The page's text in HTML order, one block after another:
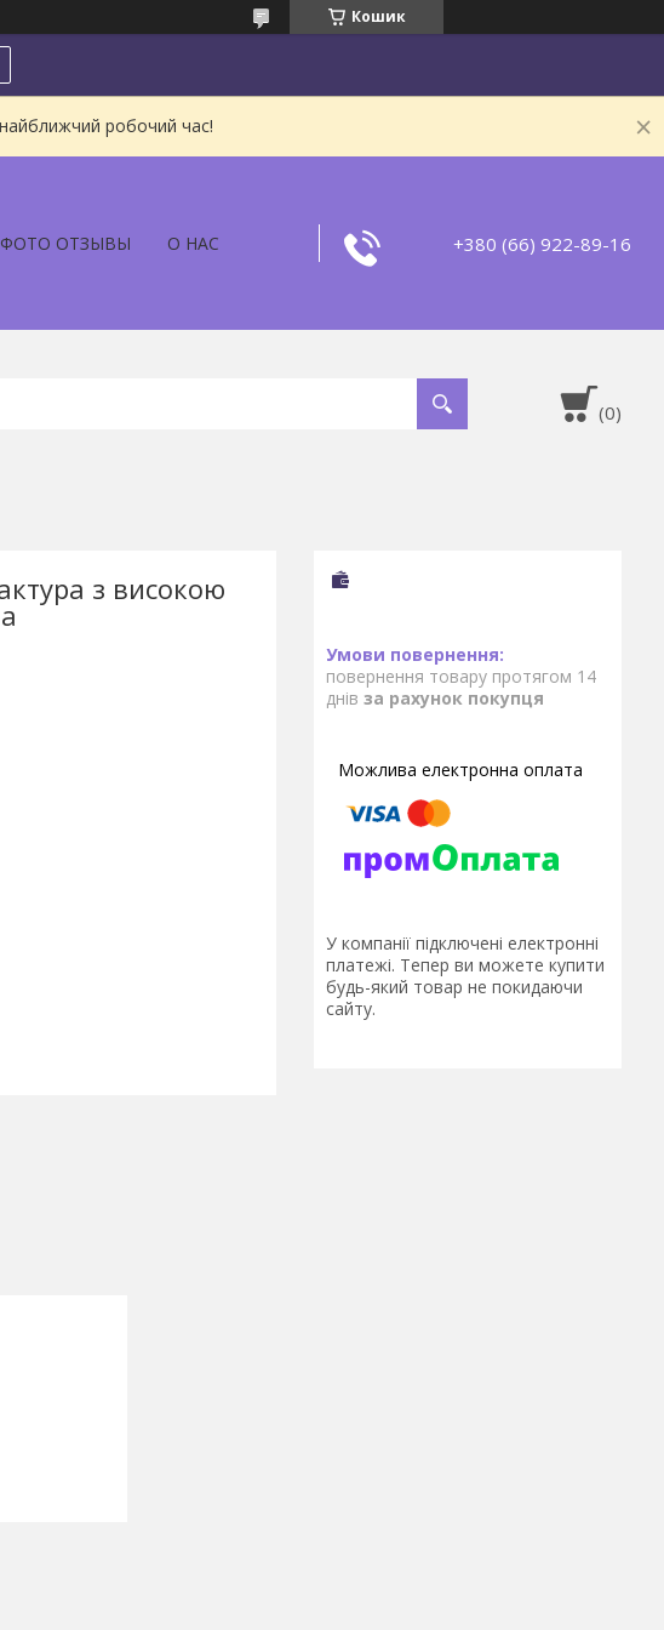
Кошик
робочий час!
ФОТО ОТЗЫВЫ О НАС +380 (66) 922-89-16
з високою
повернення товару протягом 14
днів за рахунок покупця
У компанії підключені електронні
платежі. Тепер ви можете купити
будь-який товар не покидаючи
сайту.